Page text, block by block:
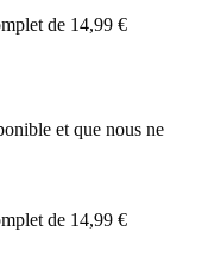
de 14,99 €
et que nous ne
de 14,99 €